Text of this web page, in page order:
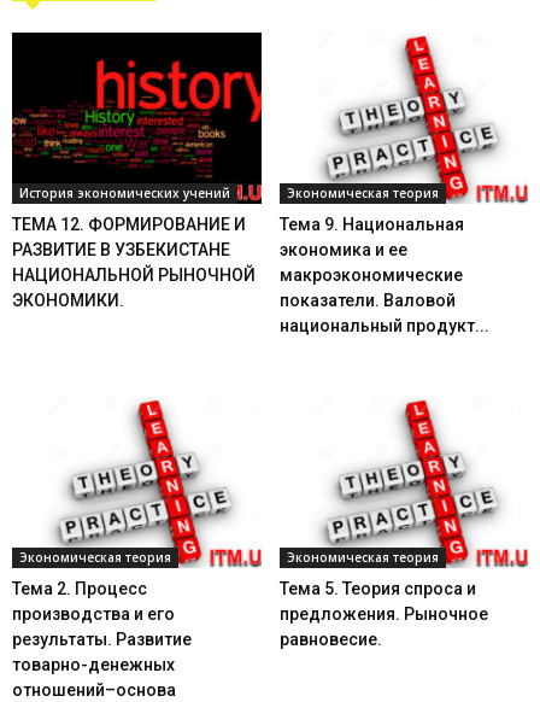
История экономических учений
ТЕМА 12. ФОРМИРОВАНИЕ И
РАЗВИТИЕ В УЗБЕКИСТАНЕ
НАЦИОНАЛЬНОЙ РЫНОЧНОЙ
ЭКОНОМИКИ.
Экономическая теория
Тема 9. Национальная
экономика и ее
макроэкономические
показатели. Валовой
национальный продукт...
Экономическая теория
Тема 2. Процесс
производства и его
результаты. Развитие
товарно-денежных
отношений–основа
Экономическая теория
Тема 5. Теория спроса и
предложения. Рыночное
равновесие.